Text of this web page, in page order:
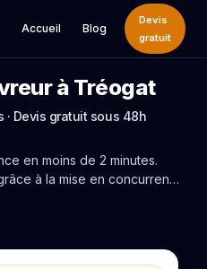
Accueil Blog
Devis
gratuit
à Tréogat
Devis gratuit sous 48h
en moins de 2 minutes.
à la mise en concurrence